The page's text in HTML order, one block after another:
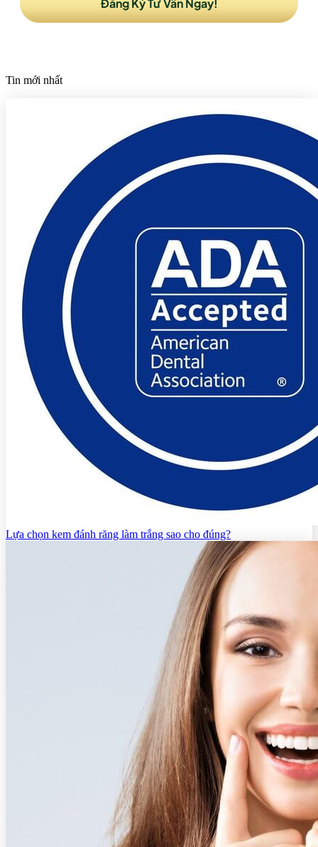
Tin mới nhất
Lựa chọn kem đánh răng làm trắng sao cho đúng?